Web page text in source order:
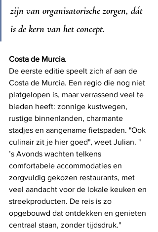
zijn van organisatorische zorgen, dát
is de kern van het concept.
Costa de Murcia.
De eerste editie speelt zich af aan de
Costa de Murcia. Een regio die nog niet
platgelopen is, maar verrassend veel te
bieden heeft: zonnige kustwegen,
rustige binnenlanden, charmante
stadjes en aangename fietspaden. "Ook
culinair zit je hier goed", weet Julian. "
’s Avonds wachten telkens
comfortabele accommodaties en
zorgvuldig gekozen restaurants, met
veel aandacht voor de lokale keuken en
streekproducten. De reis is zo
opgebouwd dat ontdekken en genieten
centraal staan, zonder tijdsdruk."